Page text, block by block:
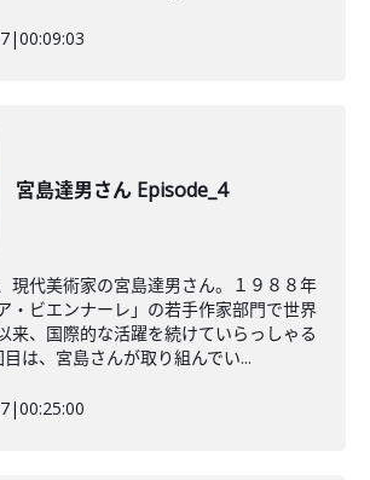
|00:09:03
宮島達男さん Episode_4
現代美術家の宮島達男さん。１９８８年
・ビエンナーレ」の若手作家部門で世界
来、国際的な活躍を続けていらっしゃる
は、宮島さんが取り組んでい...
|00:25:00